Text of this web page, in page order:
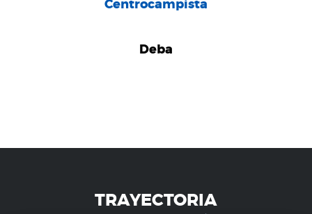
Centrocampista
Deba
TRAYECTORIA